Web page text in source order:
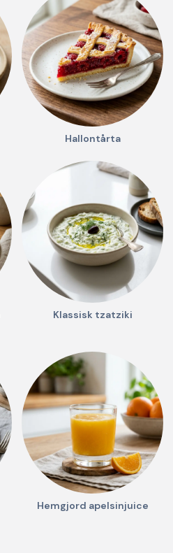
Hallontårta
Klassisk tzatziki
Hemgjord apelsinjuice